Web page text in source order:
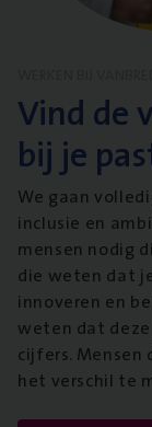
Vind de
bij je
We gaan
inclusie en
mensen nodig
die weten dat
innoveren en
weten dat
cijfers.
het verschil te